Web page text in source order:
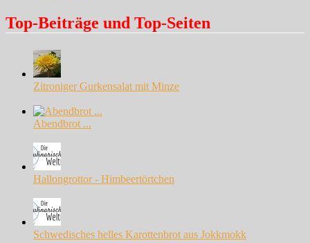
Top-Beiträge und Top-Seiten
Zitroniger Gurkensalat mit Minze
Abendbrot ...
Hallongrottor - Himbeertörtchen
Schwedisches helles Karottenbrot aus Jokkmokk